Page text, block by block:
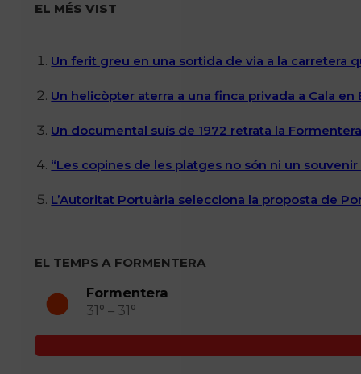
EL MÉS VIST
Un ferit greu en una sortida de via a la carretera
Un helicòpter aterra a una finca privada a Cala
Un documental suís de 1972 retrata la
“Les copines de les platges no són ni un
L’Autoritat Portuària selecciona la proposta de
EL TEMPS A FORMENTERA
Formentera
31° – 31°